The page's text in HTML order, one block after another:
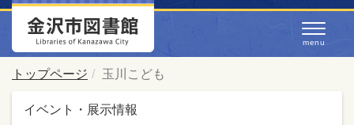
トップページ 玉川こども
イベント・展示情報